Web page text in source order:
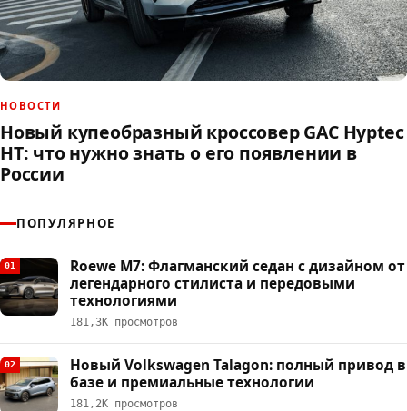
НОВОСТИ
Новый купеобразный кроссовер GAC Hyptec
HT: что нужно знать о его появлении в
России
ПОПУЛЯРНОЕ
01
Roewe M7: Флагманский седан с дизайном от
легендарного стилиста и передовыми
технологиями
181,3К просмотров
02
Новый Volkswagen Talagon: полный привод в
базе и премиальные технологии
181,2К просмотров